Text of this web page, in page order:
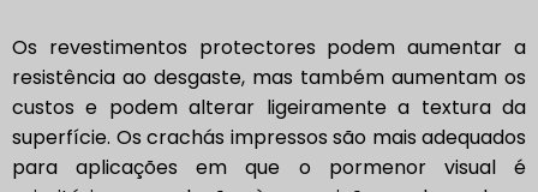
Os revestimentos protectores podem aumentar a
resistência ao desgaste, mas também aumentam os
custos e podem alterar ligeiramente a textura da
superfície. Os crachás impressos são mais adequados
para aplicações em que o pormenor visual é